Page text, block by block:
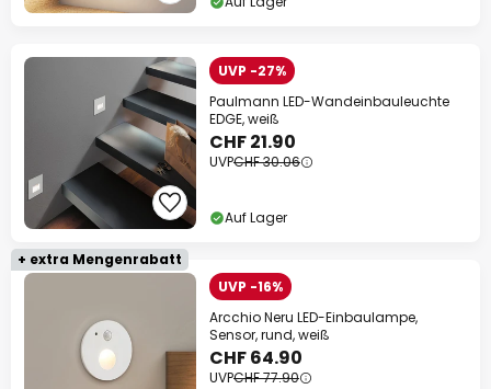
UVP -27%
Paulmann LED-Wandeinbauleuchte
EDGE, weiß
CHF 21.90
UVPCHF 30.06
Auf Lager
+ extra Mengenrabatt
UVP -16%
Arcchio Neru LED-Einbaulampe,
Sensor, rund, weiß
CHF 64.90
UVPCHF 77.90